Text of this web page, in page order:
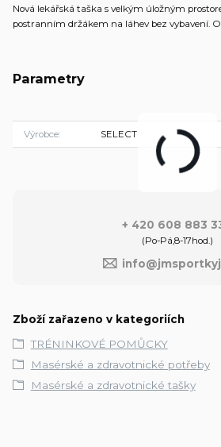
Nová lekářská taška s velkým úložným
postranním držákem na láhev bez vybavení.
Parametry
Výrobce SELECT
+ 420 608 883
(Po-Pá,8-17hod.)
Zboží zařazeno v kategoriích
TRÉNINKOVÉ POMŮCKY
Masérské a zdravotnické potřeby
Masérské a zdravotnické tašky